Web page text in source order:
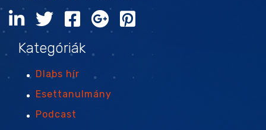
Kategóriák
Dlabs hír
Esettanulmány
Podcast